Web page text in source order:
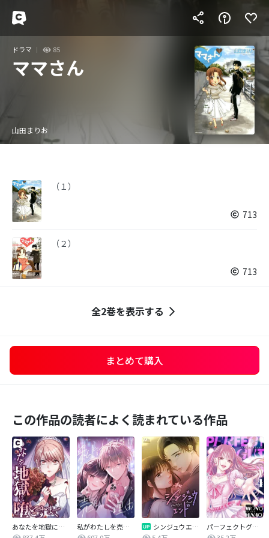
ドラマ 85
ママさん
山田まりお
（１）
713
（２）
713
全2巻を表示する
まとめて購入
この作品の読者によく読まれている作品
あなたを地獄に堕とすまで
私がわたしを売る理由
シンジュウエンド【タテヨミ】
パーフェクトグリッター